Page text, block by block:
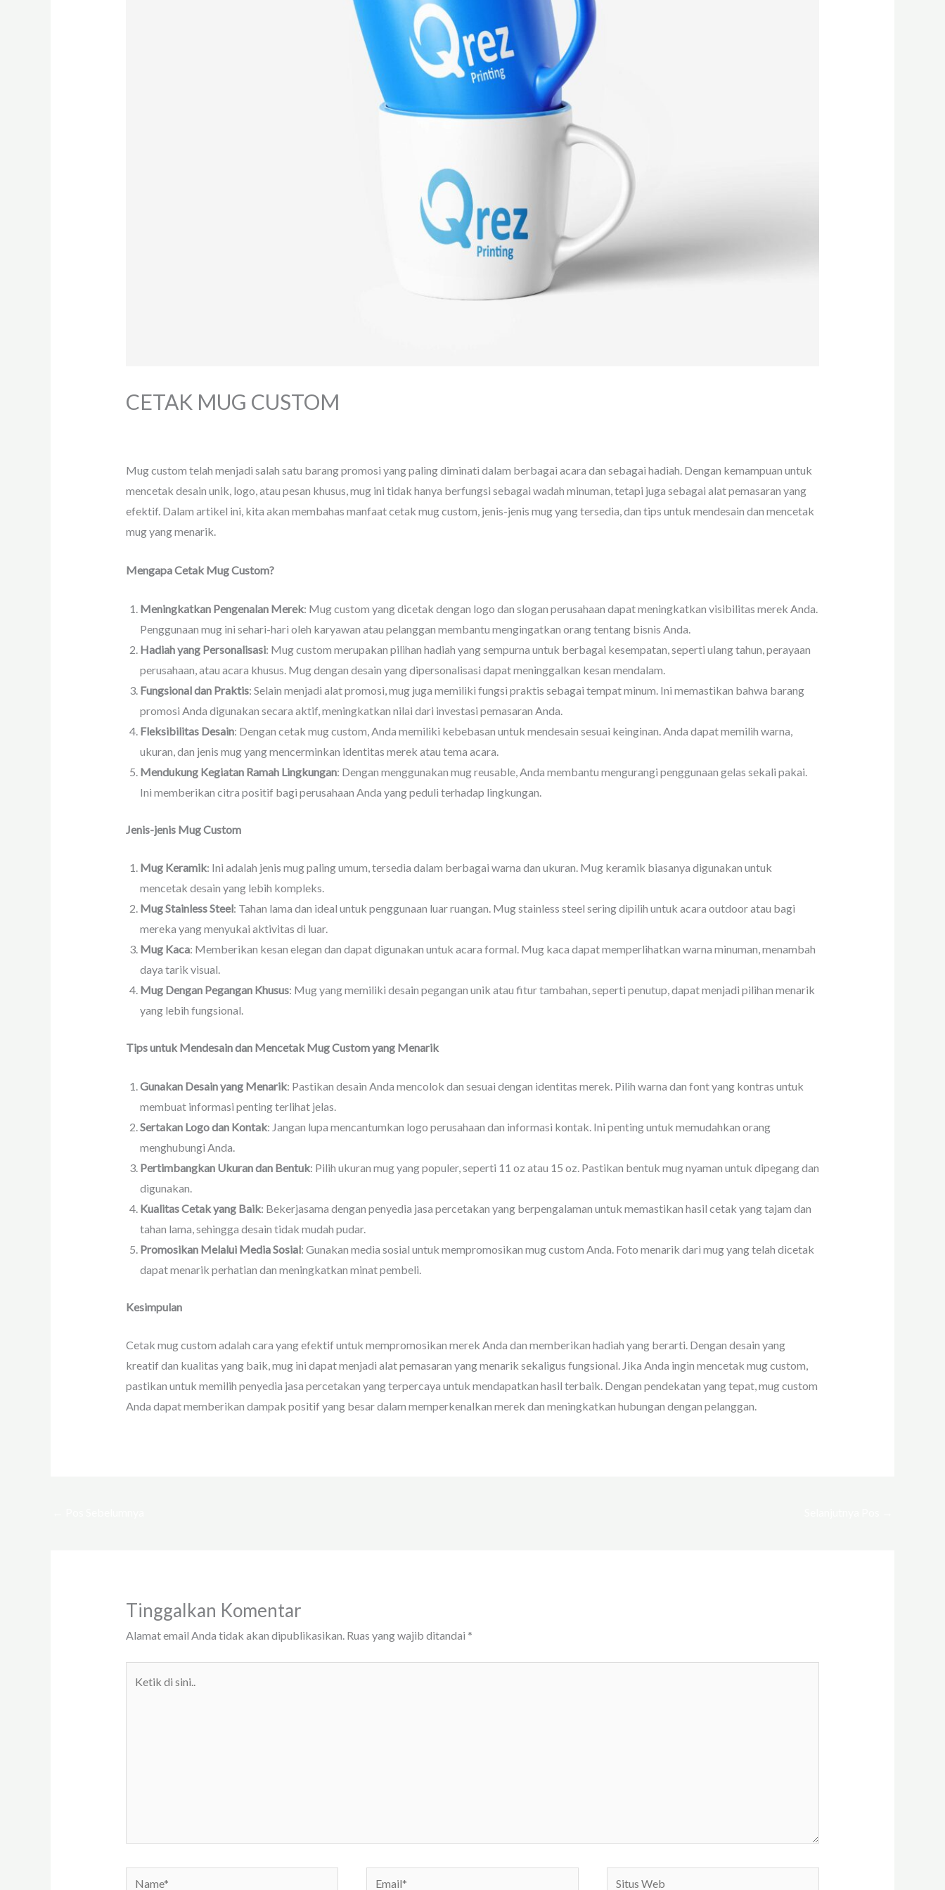
CETAK MUG CUSTOM
Mug custom telah menjadi salah satu barang promosi yang paling diminati dalam berbagai acara dan sebagai hadiah. Dengan kemampuan untuk
mencetak desain unik, logo, atau pesan khusus, mug ini tidak hanya berfungsi sebagai wadah minuman, tetapi juga sebagai alat pemasaran yang
efektif. Dalam artikel ini, kita akan membahas manfaat cetak mug custom, jenis-jenis mug yang tersedia, dan tips untuk mendesain dan mencetak
mug yang menarik.
Mengapa Cetak Mug Custom?
Meningkatkan Pengenalan Merek: Mug custom yang dicetak dengan logo dan slogan perusahaan dapat meningkatkan visibilitas merek Anda.
Penggunaan mug ini sehari-hari oleh karyawan atau pelanggan membantu mengingatkan orang tentang bisnis Anda.
Hadiah yang Personalisasi: Mug custom merupakan pilihan hadiah yang sempurna untuk berbagai kesempatan, seperti ulang tahun, perayaan
perusahaan, atau acara khusus. Mug dengan desain yang dipersonalisasi dapat meninggalkan kesan mendalam.
Fungsional dan Praktis: Selain menjadi alat promosi, mug juga memiliki fungsi praktis sebagai tempat minum. Ini memastikan bahwa barang
promosi Anda digunakan secara aktif, meningkatkan nilai dari investasi pemasaran Anda.
Fleksibilitas Desain: Dengan cetak mug custom, Anda memiliki kebebasan untuk mendesain sesuai keinginan. Anda dapat memilih warna,
ukuran, dan jenis mug yang mencerminkan identitas merek atau tema acara.
Mendukung Kegiatan Ramah Lingkungan: Dengan menggunakan mug reusable, Anda membantu mengurangi penggunaan gelas sekali pakai.
Ini memberikan citra positif bagi perusahaan Anda yang peduli terhadap lingkungan.
Jenis-jenis Mug Custom
Mug Keramik: Ini adalah jenis mug paling umum, tersedia dalam berbagai warna dan ukuran. Mug keramik biasanya digunakan untuk
mencetak desain yang lebih kompleks.
Mug Stainless Steel: Tahan lama dan ideal untuk penggunaan luar ruangan. Mug stainless steel sering dipilih untuk acara outdoor atau bagi
mereka yang menyukai aktivitas di luar.
Mug Kaca: Memberikan kesan elegan dan dapat digunakan untuk acara formal. Mug kaca dapat memperlihatkan warna minuman, menambah
daya tarik visual.
Mug Dengan Pegangan Khusus: Mug yang memiliki desain pegangan unik atau fitur tambahan, seperti penutup, dapat menjadi pilihan menarik
yang lebih fungsional.
Tips untuk Mendesain dan Mencetak Mug Custom yang Menarik
Gunakan Desain yang Menarik: Pastikan desain Anda mencolok dan sesuai dengan identitas merek. Pilih warna dan font yang kontras untuk
membuat informasi penting terlihat jelas.
Sertakan Logo dan Kontak: Jangan lupa mencantumkan logo perusahaan dan informasi kontak. Ini penting untuk memudahkan orang
menghubungi Anda.
Pertimbangkan Ukuran dan Bentuk: Pilih ukuran mug yang populer, seperti 11 oz atau 15 oz. Pastikan bentuk mug nyaman untuk dipegang dan
digunakan.
Kualitas Cetak yang Baik: Bekerjasama dengan penyedia jasa percetakan yang berpengalaman untuk memastikan hasil cetak yang tajam dan
tahan lama, sehingga desain tidak mudah pudar.
Promosikan Melalui Media Sosial: Gunakan media sosial untuk mempromosikan mug custom Anda. Foto menarik dari mug yang telah dicetak
dapat menarik perhatian dan meningkatkan minat pembeli.
Kesimpulan
Cetak mug custom adalah cara yang efektif untuk mempromosikan merek Anda dan memberikan hadiah yang berarti. Dengan desain yang
kreatif dan kualitas yang baik, mug ini dapat menjadi alat pemasaran yang menarik sekaligus fungsional. Jika Anda ingin mencetak mug custom,
pastikan untuk memilih penyedia jasa percetakan yang terpercaya untuk mendapatkan hasil terbaik. Dengan pendekatan yang tepat, mug custom
Anda dapat memberikan dampak positif yang besar dalam memperkenalkan merek dan meningkatkan hubungan dengan pelanggan.
Tinggalkan Komentar
Alamat email Anda tidak akan dipublikasikan. Ruas yang wajib ditandai *
Name* Email* Situs